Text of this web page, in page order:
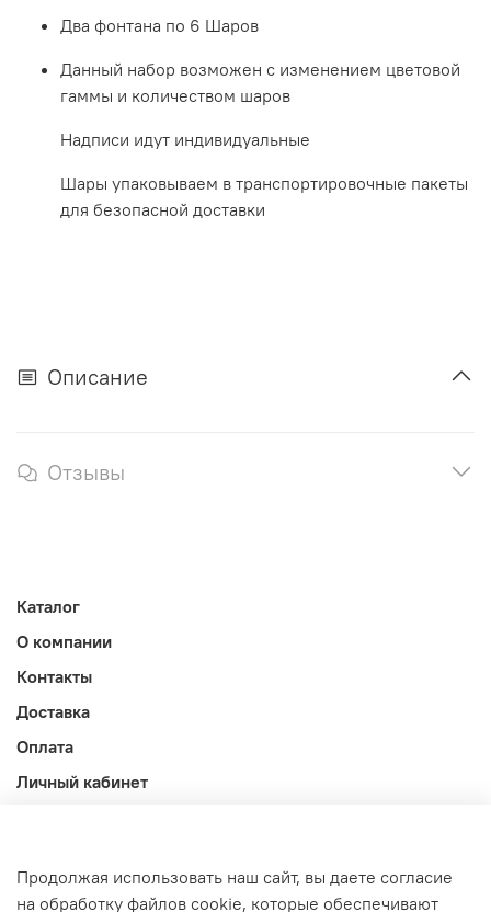
Два фонтана по 6 Шаров
Данный набор возможен с изменением цветовой
гаммы и количеством шаров
Надписи идут индивидуальные
Шары упаковываем в транспортировочные пакеты
для безопасной доставки
Описание
Отзывы
Каталог
О компании
Контакты
Доставка
Оплата
Личный кабинет
Оферта и политика конфиденциальности
Продолжая использовать наш сайт, вы даете согласие
на обработку файлов cookie, которые обеспечивают